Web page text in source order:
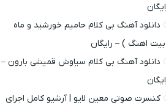
دانلود آهنگ بی کلام حامیم خورشید و ماه
اهنگ ) – رایگان
دانلود آهنگ بی کلام سیاوش قمیشی بارون –
کنسرت صوتی معین لایو | آرشیو کامل اجرای